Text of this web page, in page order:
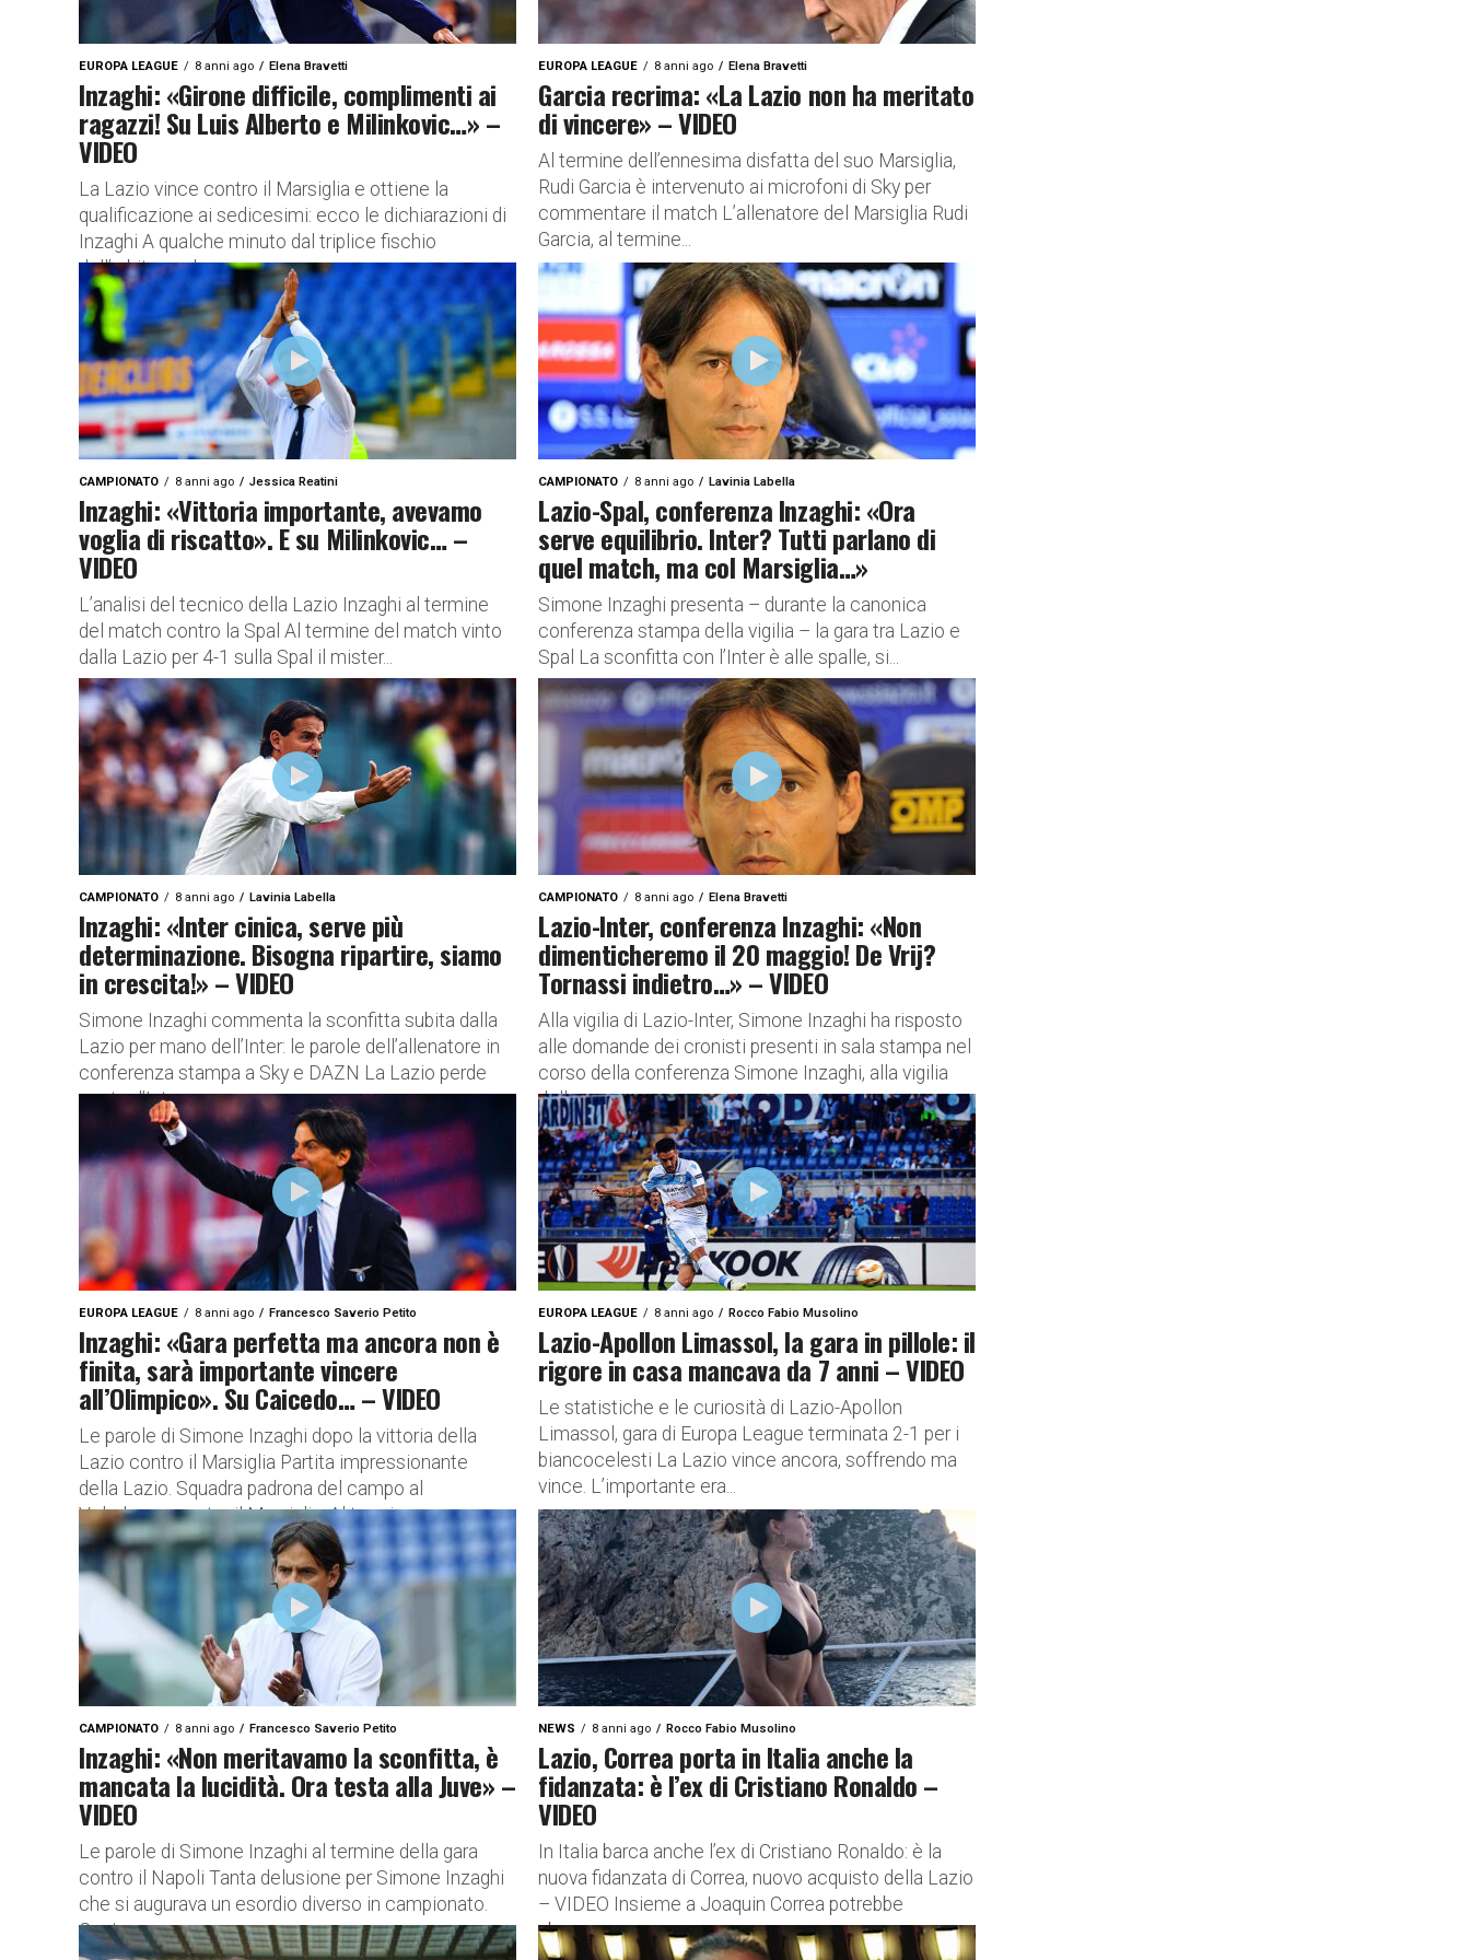
EUROPA LEAGUE 8 anni ago Elena Bravetti
Inzaghi: «Girone difficile, complimenti ai
ragazzi! Su Luis Alberto e Milinkovic…» –
VIDEO
La Lazio vince contro il Marsiglia e ottiene la
qualificazione ai sedicesimi: ecco le dichiarazioni di
Inzaghi A qualche minuto dal triplice fischio
dell’arbitro, e dopo...
EUROPA LEAGUE 8 anni ago Elena Bravetti
Garcia recrima: «La Lazio non ha meritato
di vincere» – VIDEO
Al termine dell’ennesima disfatta del suo Marsiglia,
Rudi Garcia è intervenuto ai microfoni di Sky per
commentare il match L’allenatore del Marsiglia Rudi
Garcia, al termine...
CAMPIONATO 8 anni ago Jessica Reatini
Inzaghi: «Vittoria importante, avevamo
voglia di riscatto». E su Milinkovic… –
VIDEO
L’analisi del tecnico della Lazio Inzaghi al termine
del match contro la Spal Al termine del match vinto
dalla Lazio per 4-1 sulla Spal il mister...
CAMPIONATO 8 anni ago Lavinia Labella
Lazio-Spal, conferenza Inzaghi: «Ora
serve equilibrio. Inter? Tutti parlano di
quel match, ma col Marsiglia…»
Simone Inzaghi presenta – durante la canonica
conferenza stampa della vigilia – la gara tra Lazio e
Spal La sconfitta con l’Inter è alle spalle, si...
CAMPIONATO 8 anni ago Lavinia Labella
Inzaghi: «Inter cinica, serve più
determinazione. Bisogna ripartire, siamo
in crescita!» – VIDEO
Simone Inzaghi commenta la sconfitta subita dalla
Lazio per mano dell’Inter: le parole dell’allenatore in
conferenza stampa a Sky e DAZN La Lazio perde
contro l’Inter:...
CAMPIONATO 8 anni ago Elena Bravetti
Lazio-Inter, conferenza Inzaghi: «Non
dimenticheremo il 20 maggio! De Vrij?
Tornassi indietro…» – VIDEO
Alla vigilia di Lazio-Inter, Simone Inzaghi ha risposto
alle domande dei cronisti presenti in sala stampa nel
corso della conferenza Simone Inzaghi, alla vigilia
della gara...
EUROPA LEAGUE 8 anni ago Francesco Saverio Petito
Inzaghi: «Gara perfetta ma ancora non è
finita, sarà importante vincere
all’Olimpico». Su Caicedo… – VIDEO
Le parole di Simone Inzaghi dopo la vittoria della
Lazio contro il Marsiglia Partita impressionante
della Lazio. Squadra padrona del campo al
Velodrome contro il Marsiglia. Al termine...
EUROPA LEAGUE 8 anni ago Rocco Fabio Musolino
Lazio-Apollon Limassol, la gara in pillole: il
rigore in casa mancava da 7 anni – VIDEO
Le statistiche e le curiosità di Lazio-Apollon
Limassol, gara di Europa League terminata 2-1 per i
biancocelesti La Lazio vince ancora, soffrendo ma
vince. L’importante era...
CAMPIONATO 8 anni ago Francesco Saverio Petito
Inzaghi: «Non meritavamo la sconfitta, è
mancata la lucidità. Ora testa alla Juve» –
VIDEO
Le parole di Simone Inzaghi al termine della gara
contro il Napoli Tanta delusione per Simone Inzaghi
che si augurava un esordio diverso in campionato.
Contro...
NEWS 8 anni ago Rocco Fabio Musolino
Lazio, Correa porta in Italia anche la
fidanzata: è l’ex di Cristiano Ronaldo –
VIDEO
In Italia barca anche l’ex di Cristiano Ronaldo: è la
nuova fidanzata di Correa, nuovo acquisto della Lazio
– VIDEO Insieme a Joaquin Correa potrebbe
sbarcare...